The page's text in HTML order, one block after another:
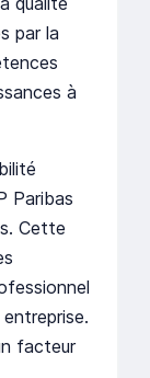
par la
à
Paribas
Cette
facteur